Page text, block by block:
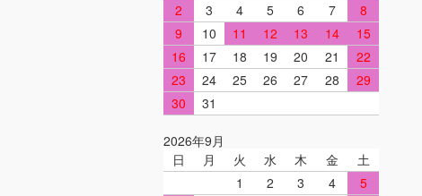
2
3 4 5 6 7
8
9
10 11 12 13 14
15
16
17 18 19 20 21
22
23
24 25 26 27 28
29
30
31
2026年9月
日
月 火 水 木 金
土
1
2 3 4
5